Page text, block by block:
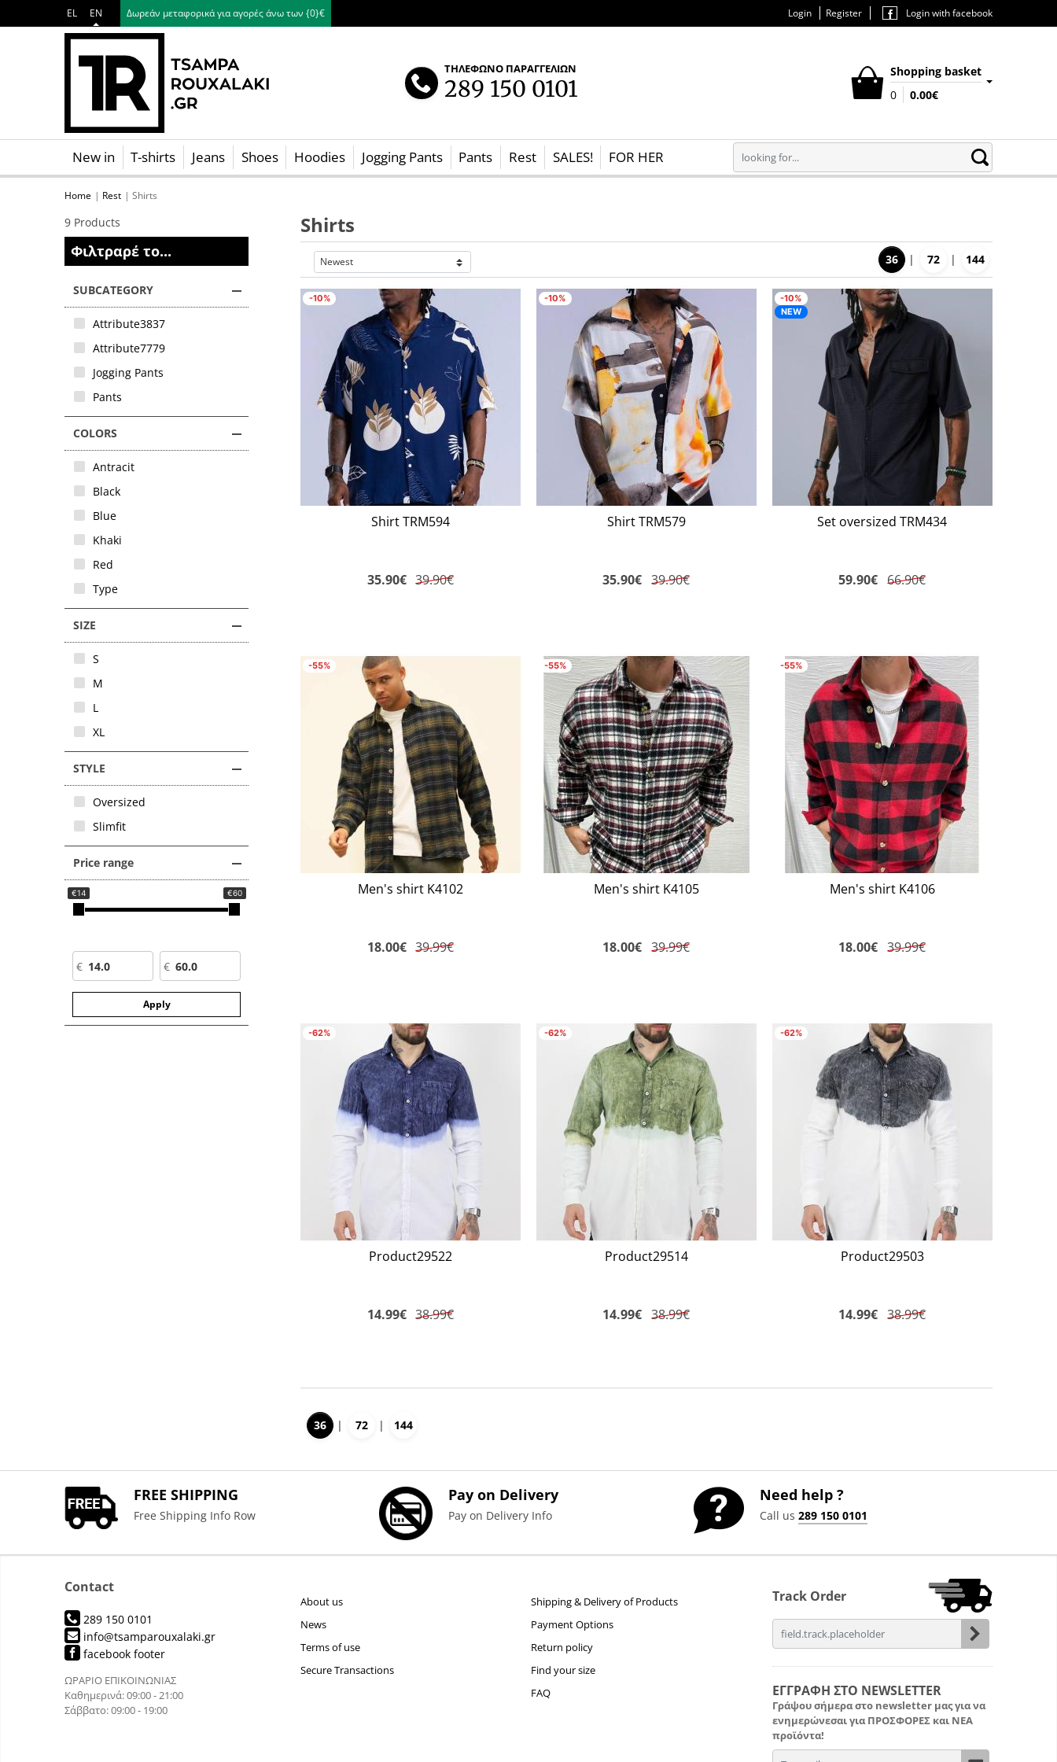
EL EN Δωρεάν μεταφορικά για αγορές άνω των {0}€ Login Register Login with facebook
ΤΗΛΕΦΩΝΟ ΠΑΡΑΓΓΕΛΙΩΝ
289 150 0101
Shopping basket
0
0.00€
Skip navigation
New in T-shirts Jeans Shoes Hoodies Jogging Pants Pants Rest SALES! FOR HER Search
button.search
Home Rest Shirts
9 Products
Φιλτραρέ το...
SUBCATEGORY
Attribute3837
Attribute7779
Jogging Pants
Pants
COLORS
Antracit
Black
Blue
Khaki
Red
Type
SIZE
S
M
L
XL
STYLE
Oversized
Slimfit
Price range
Price range
€14 €60
Apply
Shirts
36 72 144
Shirt TRM594
-10%
35.90€ 39.90€
Shirt TRM579
-10%
35.90€ 39.90€
Set oversized TRM434
-10%
NEW
59.90€ 66.90€
Men's shirt K4102
-55%
18.00€ 39.99€
Men's shirt K4105
-55%
18.00€ 39.99€
Men's shirt K4106
-55%
18.00€ 39.99€
Product29522
-62%
14.99€ 38.99€
Product29514
-62%
14.99€ 38.99€
Product29503
-62%
14.99€ 38.99€
36 72 144
FREE SHIPPING
Free Shipping Info Row
Pay on Delivery
Pay on Delivery Info
Need help ?
Call us 289 150 0101
Contact
289 150 0101
info@tsamparouxalaki.gr
facebook footer
ΩΡΑΡΙΟ ΕΠΙΚΟΙΝΩΝΙΑΣ
Καθημερινά: 09:00 - 21:00
Σάββατο: 09:00 - 19:00
About us
News
Terms of use
Secure Transactions
Shipping & Delivery of Products
Payment Options
Return policy
Find your size
FAQ
Track Order
field.email
ΕΓΓΡΑΦΗ ΣΤΟ NEWSLETTER
Γράψου σήμερα στο newsletter μας για να
ενημερώνεσαι για ΠΡΟΣΦΟΡΕΣκαι ΝΕΑ
προϊόντα!
field.email